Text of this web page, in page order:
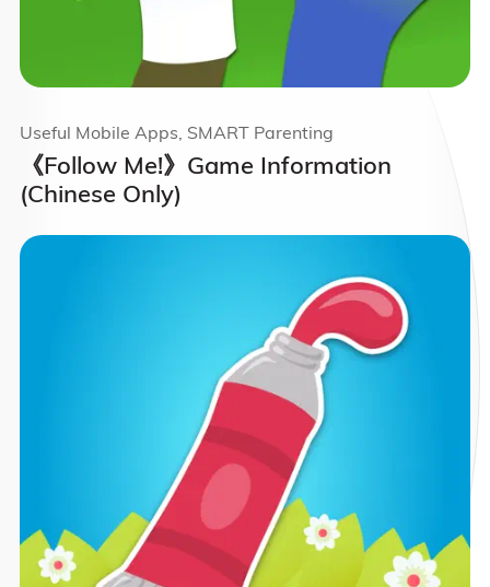
《Follow Me!》Game Information
(Chinese Only)
Useful Mobile Apps, SMART Parenting